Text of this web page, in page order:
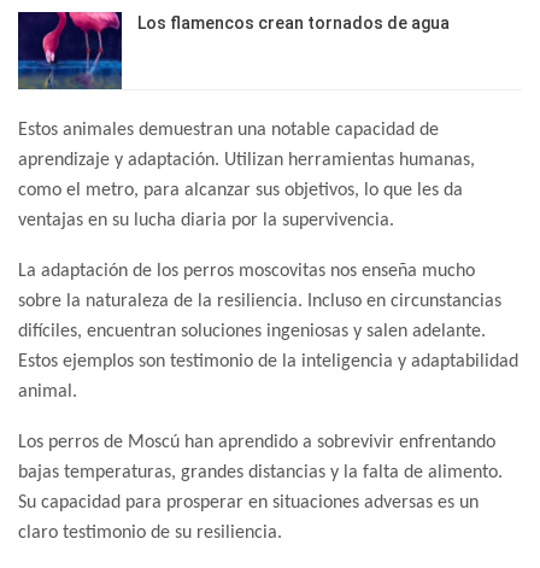
Los flamencos crean tornados de agua
Estos animales demuestran una notable capacidad de
aprendizaje y adaptación. Utilizan herramientas humanas,
como el metro, para alcanzar sus objetivos, lo que les da
ventajas en su lucha diaria por la supervivencia.
La adaptación de los perros moscovitas nos enseña mucho
sobre la naturaleza de la resiliencia. Incluso en circunstancias
difíciles, encuentran soluciones ingeniosas y salen adelante.
Estos ejemplos son testimonio de la inteligencia y adaptabilidad
animal.
Los perros de Moscú han aprendido a sobrevivir enfrentando
bajas temperaturas, grandes distancias y la falta de alimento.
Su capacidad para prosperar en situaciones adversas es un
claro testimonio de su resiliencia.